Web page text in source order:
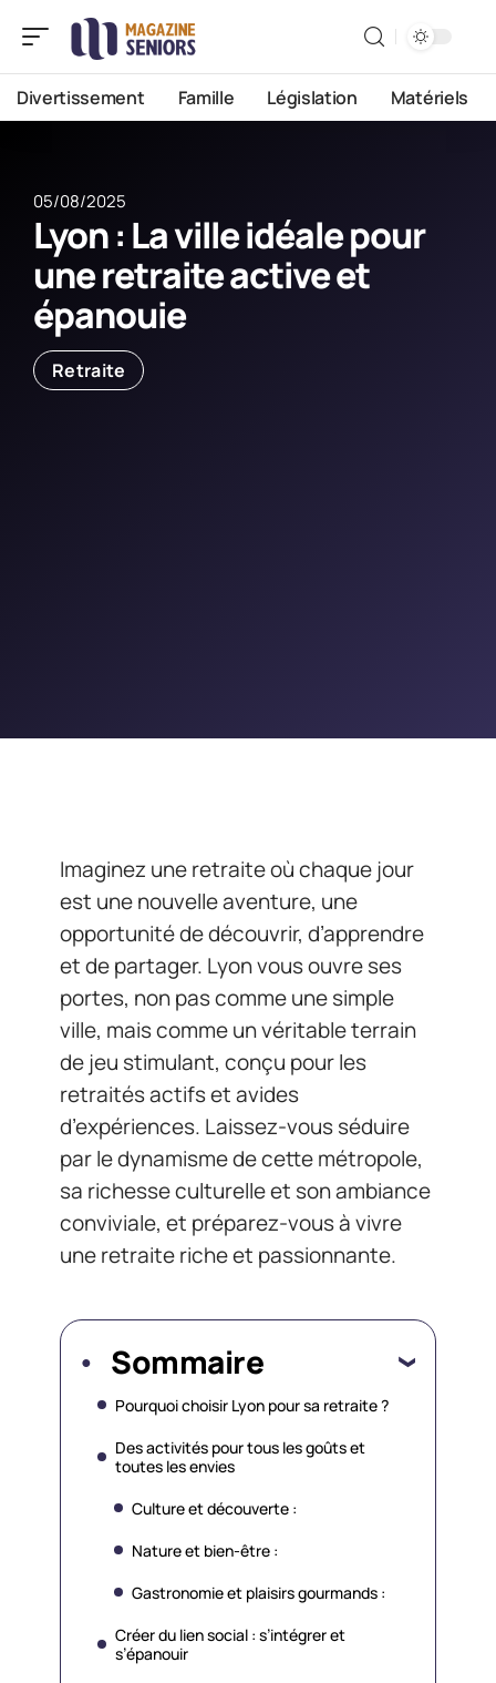
Divertissement Famille Législation Matériels
05/08/2025
Lyon : La ville idéale pour
une retraite active et
épanouie
Retraite
Imaginez une retraite où chaque jour
est une nouvelle aventure, une
opportunité de découvrir, d’apprendre
et de partager. Lyon vous ouvre ses
portes, non pas comme une simple
ville, mais comme un véritable terrain
de jeu stimulant, conçu pour les
retraités actifs et avides
d’expériences. Laissez-vous séduire
par le dynamisme de cette métropole,
sa richesse culturelle et son ambiance
conviviale, et préparez-vous à vivre
une retraite riche et passionnante.
Sommaire
Pourquoi choisir Lyon pour sa retraite ?
Des activités pour tous les goûts et
toutes les envies
Culture et découverte :
Nature et bien-être :
Gastronomie et plaisirs gourmands :
Créer du lien social : s’intégrer et
s’épanouir